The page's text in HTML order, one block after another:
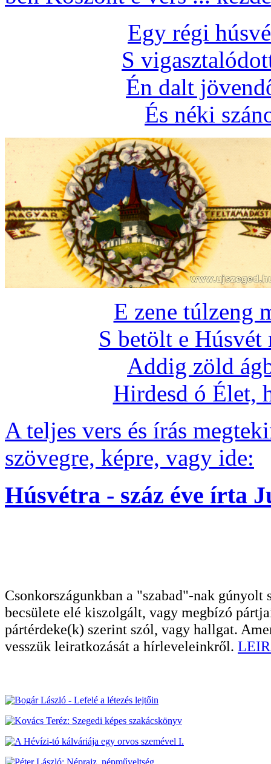
Egy régi
S
Én dalt
És néki
E zene túlzeng
S betölt e
Addig zöld
Hirdesd ó Élet,
A teljes vers és írás
szövegre, képre, vagy ide:
Húsvétra - száz éve írta
Csonkországunkban a "szabad"-nak
becsülete elé kiszolgált, vagy megbízó
pártérdeke(k) szerint szól, vagy hallgat.
vesszük leiratkozását a hírleveleinkről.